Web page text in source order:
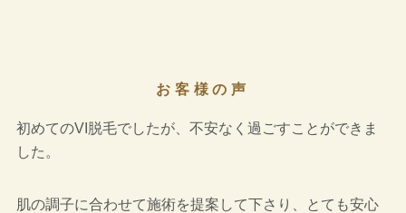
お客様の声
初めてのVI脱毛でしたが、不安なく過ごすことができま
した。
肌の調子に合わせて施術を提案して下さり、とても安心